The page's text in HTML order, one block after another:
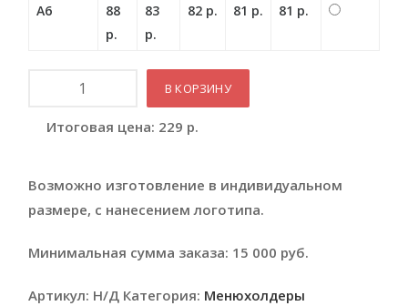
А6
88
р.
83
р.
82 р. 81 р. 81 р.
Количество В КОРЗИНУ
Итоговая цена: 229 р.
Возможно изготовление в индивидуальном
размере, с нанесением логотипа.
Минимальная сумма заказа: 15 000 руб.
Артикул: Н/Д Категория: Менюхолдеры